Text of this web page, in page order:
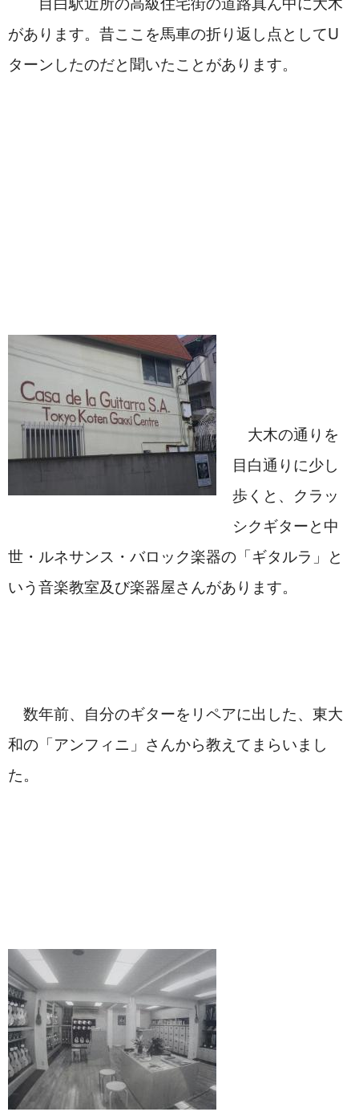
があります。昔ここを馬車の折り返し点としてU
ターンしたのだと聞いたことがあります。
大木の通りを
目白通りに少し
歩くと、クラッ
シクギターと中
世・ルネサンス・バロック楽器の「ギタルラ」と
いう音楽教室及び楽器屋さんがあります。
数年前、自分のギターをリペアに出した、東大
和の「アンフィニ」さんから教えてまらいまし
た。